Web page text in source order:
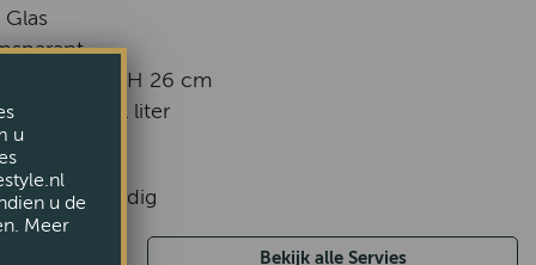
ca. Ø 9 x H 26 cm
750 ml – 1 liter
Bekijk alle Servies
u
u de
Meer